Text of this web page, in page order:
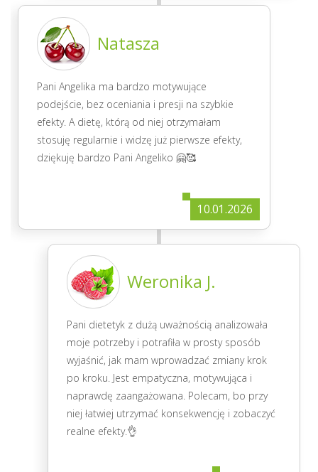
Natasza
Pani Angelika ma bardzo motywujące
podejście, bez oceniania i presji na szybkie
efekty. A dietę, którą od niej otrzymałam
stosuję regularnie i widzę już pierwsze efekty,
dziękuję bardzo Pani Angeliko 🤗🥰
10.01.2026
Weronika J.
Pani dietetyk z dużą uważnością analizowała
moje potrzeby i potrafiła w prosty sposób
wyjaśnić, jak mam wprowadzać zmiany krok
po kroku. Jest empatyczna, motywująca i
naprawdę zaangażowana. Polecam, bo przy
niej łatwiej utrzymać konsekwencję i zobaczyć
realne efekty.👌